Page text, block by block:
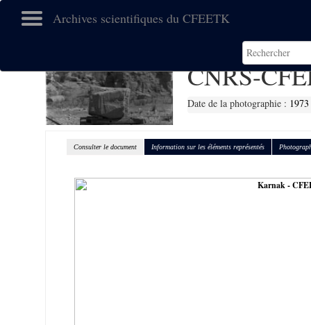
Archives scientifiques du CFEETK
CNRS-
Date de la photographie : 1973
Consulter le document Information sur les éléments représentés